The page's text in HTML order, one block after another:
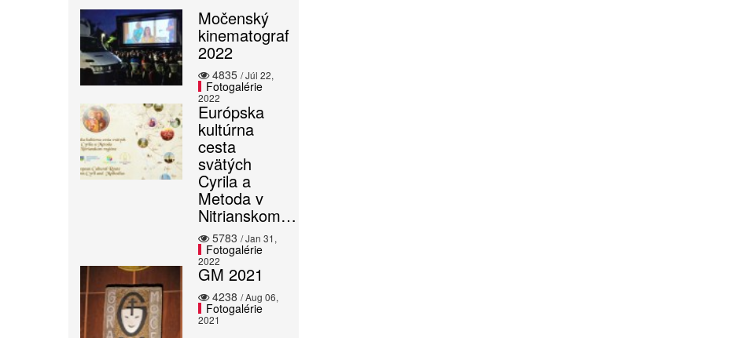
Močenský
kinematograf
2022
4835
Fotogalérie
/ Júl 22,
2022
Európska
kultúrna
cesta
svätých
Cyrila a
Metoda v
Nitrianskom…
5783
Fotogalérie
/ Jan 31,
2022
GM 2021
4238
Fotogalérie
/ Aug 06,
2021